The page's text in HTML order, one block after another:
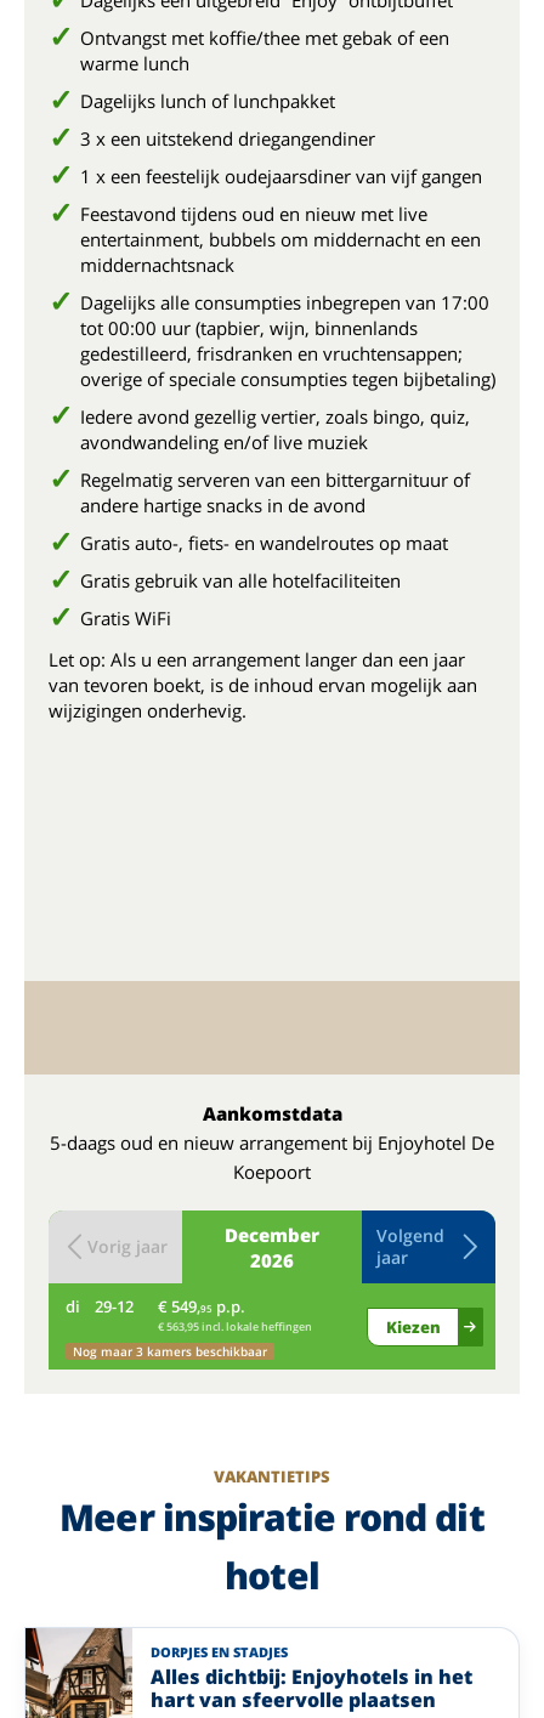
Ontvangst met koffie/thee met gebak of een
warme lunch
Dagelijks lunch of lunchpakket
3 x een uitstekend driegangendiner
1 x een feestelijk oudejaarsdiner van vijf gangen
Feestavond tijdens oud en nieuw met live
entertainment, bubbels om middernacht en een
middernachtsnack
Dagelijks alle consumpties inbegrepen van 17:00
tot 00:00 uur (tapbier, wijn, binnenlands
gedestilleerd, frisdranken en vruchtensappen;
overige of speciale consumpties tegen bijbetaling)
Iedere avond gezellig vertier, zoals bingo, quiz,
avondwandeling en/of live muziek
Regelmatig serveren van een bittergarnituur of
andere hartige snacks in de avond
Gratis auto-, fiets- en wandelroutes op maat
Gratis gebruik van alle hotelfaciliteiten
Gratis WiFi
Let op: Als u een arrangement langer dan een jaar
van tevoren boekt, is de inhoud ervan mogelijk aan
wijzigingen onderhevig.
Aankomstdata
5-daags oud en nieuw arrangement bij Enjoyhotel De
Koepoort
December
2026
Vorig jaar
Volgend
jaar
di 29-12 € 549,95 p.p.
€ 563,95 incl. lokale heffingen
Nog maar 3 kamers beschikbaar
Kiezen
VAKANTIETIPS
Meer inspiratie rond dit
hotel
DORPJES EN STADJES
Alles dichtbij: Enjoyhotels in het
hart van sfeervolle plaatsen